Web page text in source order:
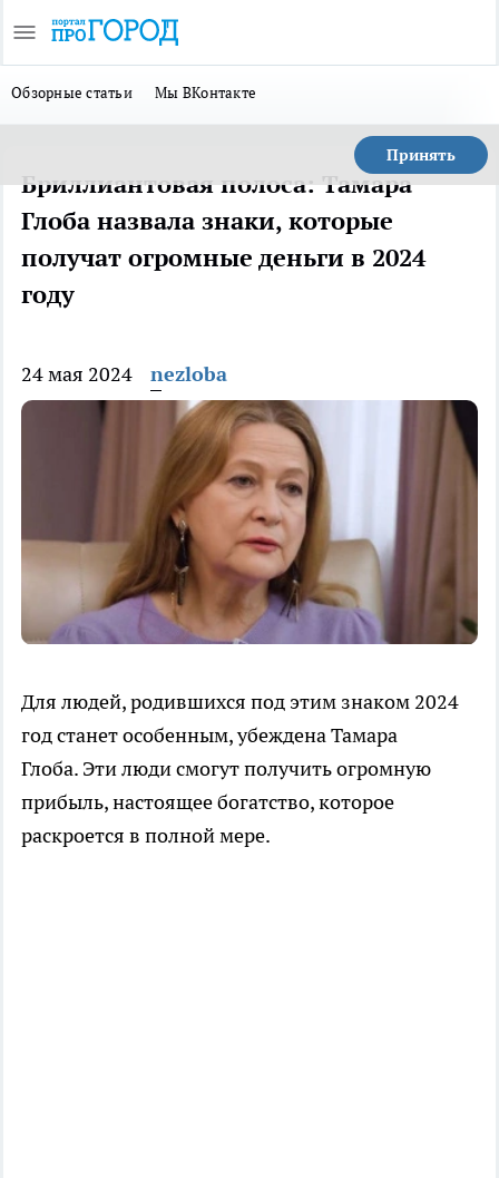
Обзорные статьи Мы ВКонтакте
Принять
Бриллиантовая полоса: Тамара
Глоба назвала знаки, которые
получат огромные деньги в 2024
году
24 мая 2024 nezloba
Для людей, родившихся под этим знаком 2024
год станет особенным, убеждена Тамара
Глоба. Эти люди смогут получить огромную
прибыль, настоящее богатство, которое
раскроется в полной мере.